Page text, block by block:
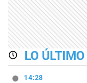
LO ÚLTIMO
14:28